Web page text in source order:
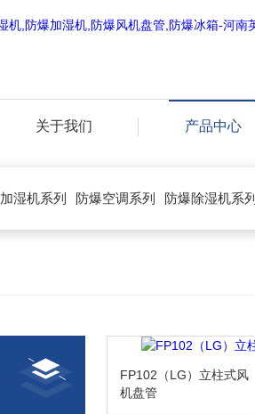
关于我们 产品中心
加湿机系列 防爆空调系列 防爆除湿机系列
FP102（LG）立柱式风
机盘管